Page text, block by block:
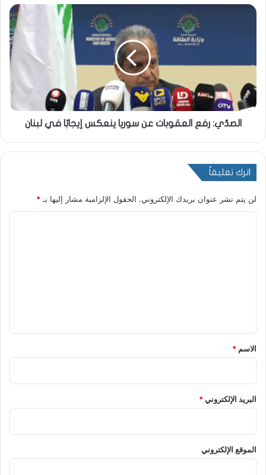
الصدّي: رفع العقوبات عن سوريا ينعكس إيجابًا في لبنان
اترك تعليقاً
لن يتم نشر عنوان بريدك الإلكتروني. الحقول الإلزامية مشار إليها بـ *
*
الاسم *
البريد الإلكتروني*
الموقع الإلكتروني